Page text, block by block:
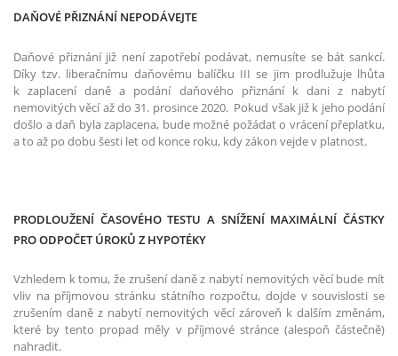
DAŇOVÉ PŘIZNÁNÍ NEPODÁVEJTE
Daňové přiznání již není zapotřebí podávat, nemusíte se bát sankcí.
Díky tzv. liberačnímu daňovému balíčku III se jim prodlužuje lhůta
k zaplacení daně a podání daňového přiznání k dani z nabytí
nemovitých věcí až do 31. prosince 2020. Pokud však již k jeho podání
došlo a daň byla zaplacena, bude možné požádat o vrácení přeplatku,
a to až po dobu šesti let od konce roku, kdy zákon vejde v platnost.
PRODLOUŽENÍ ČASOVÉHO TESTU A SNÍŽENÍ MAXIMÁLNÍ ČÁSTKY
PRO ODPOČET ÚROKŮ Z HYPOTÉKY
Vzhledem k tomu, že zrušení daně z nabytí nemovitých věcí bude mít
vliv na příjmovou stránku státního rozpočtu, dojde v souvislosti se
zrušením daně z nabytí nemovitých věcí zároveň k dalším změnám,
které by tento propad měly v příjmové stránce (alespoň částečně)
nahradit.